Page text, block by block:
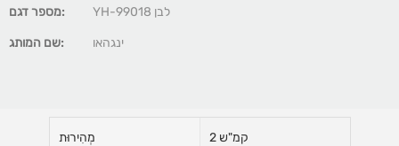
מספר דגם:
YH-99018 לבן
שם המותג: ינגהאו
מְהִירוּת 2 קמ"ש